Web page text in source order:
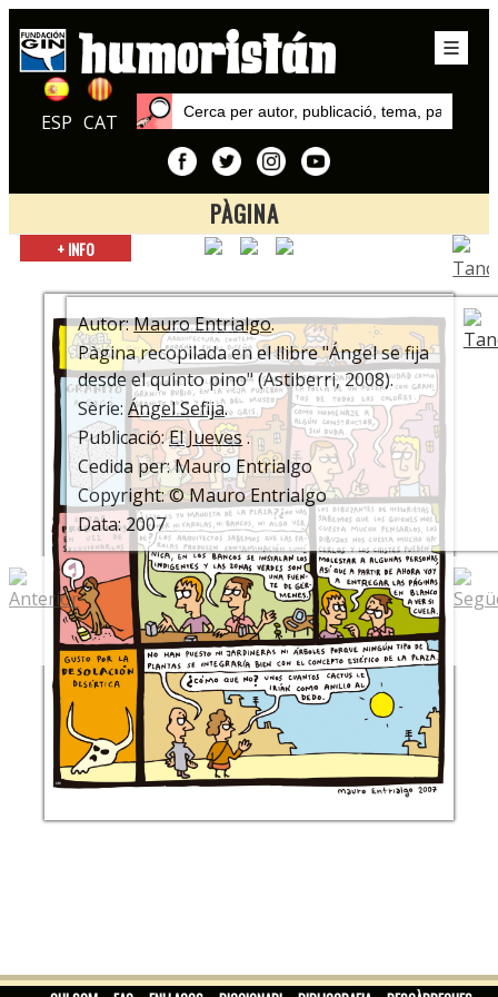
ESP CAT
PÀGINA
Inici
Ángel Sefija
+ INFO
Autor:Mauro Entrialgo.
Pàgina recopilada en el llibre "Ángel se fija
desde el quinto pino" (Astiberri, 2008).
Sèrie:Ángel Sefija.
Publicació:El Jueves.
Cedida per: Mauro Entrialgo
Copyright: © Mauro Entrialgo
Data: 2007